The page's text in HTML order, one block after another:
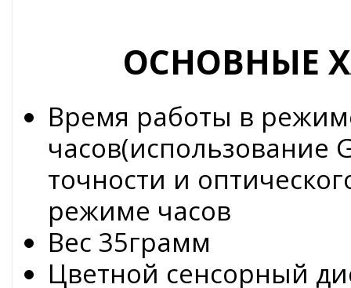
ОСНОВНЫЕ
Время работы в
часов(использование
точности и
режиме часов
Вес 35грамм
Цветной сенсорный